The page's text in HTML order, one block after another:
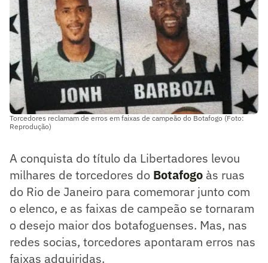
Torcedores reclamam de erros em faixas de campeão do Botafogo (Foto:
Reprodução)
A conquista do título da Libertadores levou
milhares de torcedores do Botafogo às ruas
do Rio de Janeiro para comemorar junto com
o elenco, e as faixas de campeão se tornaram
o desejo maior dos botafoguenses. Mas, nas
redes socias, torcedores apontaram erros nas
faixas adquiridas.